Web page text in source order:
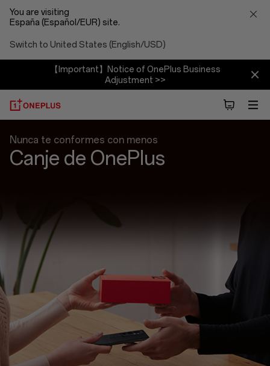
You are visiting
España (Español/EUR) site.
Switch to United States (English/USD)
【Important】Notice of OnePlus Business
Adjustment >>
Intercambio
Nunca te conformes con menos
Canje de OnePlus